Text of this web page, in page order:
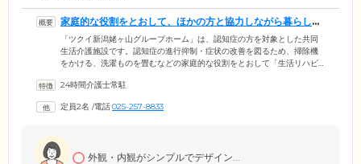
家庭的な役割をとおして、ほかの方と協力しながら暮らして
いただけます
「ツクイ新潟姥ヶ山グループホーム」は、認知症の方を対象とした共同
生活介護施設です。認知症の進行抑制・症状の改善を図るため、掃除機
をかける、洗濯ものを畳むなどの家庭的な役割をとおして「生活リハビ
とがあるものや、できる範囲のものをお願いするため、ほかのご入居者
す。ご入居者様の「できること」を尊重しながらも、困難なことはスタ
24時間介護士常駐
定員2名 /電話025-257-8833
外観・内観がシンプルでデザイン...